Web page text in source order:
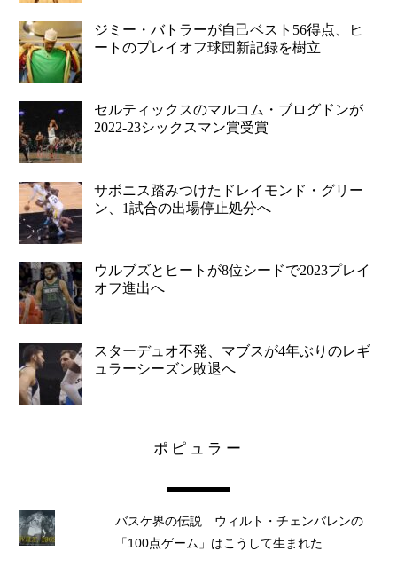
ジミー・バトラーが自己ベスト56得点、ヒ
ートのプレイオフ球団新記録を樹立
セルティックスのマルコム・ブログドンが
2022-23シックスマン賞受賞
サボニス踏みつけたドレイモンド・グリー
ン、1試合の出場停止処分へ
ウルブズとヒートが8位シードで2023プレイ
オフ進出へ
スターデュオ不発、マブスが4年ぶりのレギ
ュラーシーズン敗退へ
ポピュラー
バスケ界の伝説 ウィルト・チェンバレンの
「100点ゲーム」はこうして生まれた